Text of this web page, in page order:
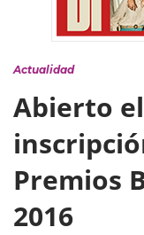
Actualidad
Abierto
Premios
2016